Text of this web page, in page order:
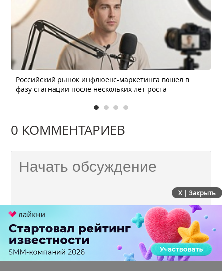
Российский рынок инфлюенс-маркетинга вошел в
фазу стагнации после нескольких лет роста
0 КОММЕНТАРИЕВ
X | Закрыть